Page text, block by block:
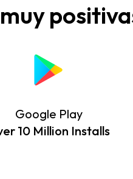
Google Play
10 Million Installs